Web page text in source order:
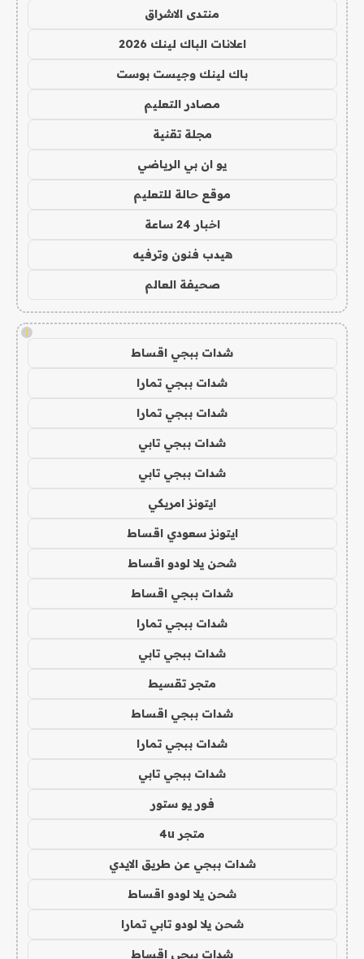
منتدى الاشراق
اعلانات الباك لينك 2026
باك لينك وجيست بوست
مصادر التعليم
مجلة تقنية
يو ان بي الرياضي
موقع حالة للتعليم
اخبار 24 ساعة
هيدب فنون وترفيه
صحيفة العالم
!
شدات ببجي اقساط
شدات ببجي تمارا
شدات ببجي تمارا
شدات ببجي تابي
شدات ببجي تابي
ايتونز امريكي
ايتونز سعودي اقساط
شحن يلا لودو اقساط
شدات ببجي اقساط
شدات ببجي تمارا
شدات ببجي تابي
متجر تقسيط
شدات ببجي اقساط
شدات ببجي تمارا
شدات ببجي تابي
فور يو ستور
متجر 4u
شدات ببجي عن طريق الايدي
شحن يلا لودو اقساط
شحن يلا لودو تابي تمارا
شدات ببجي اقساط